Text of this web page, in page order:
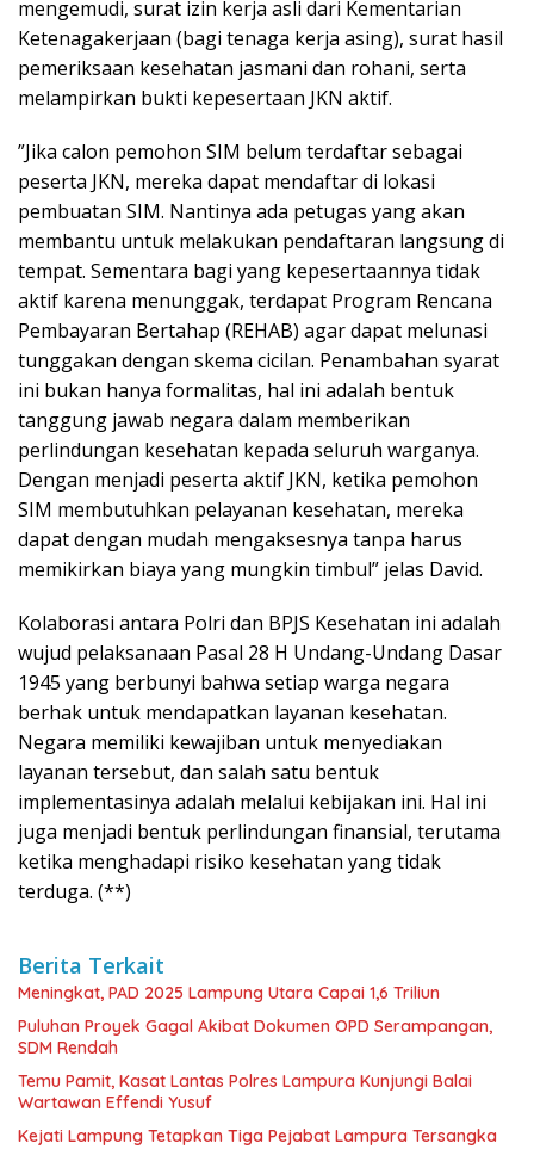
mengemudi, surat izin kerja asli dari Kementarian
Ketenagakerjaan (bagi tenaga kerja asing), surat hasil
pemeriksaan kesehatan jasmani dan rohani, serta
melampirkan bukti kepesertaan JKN aktif.
”Jika calon pemohon SIM belum terdaftar sebagai
peserta JKN, mereka dapat mendaftar di lokasi
pembuatan SIM. Nantinya ada petugas yang akan
membantu untuk melakukan pendaftaran langsung di
tempat. Sementara bagi yang kepesertaannya tidak
aktif karena menunggak, terdapat Program Rencana
Pembayaran Bertahap (REHAB) agar dapat melunasi
tunggakan dengan skema cicilan. Penambahan syarat
ini bukan hanya formalitas, hal ini adalah bentuk
tanggung jawab negara dalam memberikan
perlindungan kesehatan kepada seluruh warganya.
Dengan menjadi peserta aktif JKN, ketika pemohon
SIM membutuhkan pelayanan kesehatan, mereka
dapat dengan mudah mengaksesnya tanpa harus
memikirkan biaya yang mungkin timbul” jelas David.
Kolaborasi antara Polri dan BPJS Kesehatan ini adalah
wujud pelaksanaan Pasal 28 H Undang-Undang Dasar
1945 yang berbunyi bahwa setiap warga negara
berhak untuk mendapatkan layanan kesehatan.
Negara memiliki kewajiban untuk menyediakan
layanan tersebut, dan salah satu bentuk
implementasinya adalah melalui kebijakan ini. Hal ini
juga menjadi bentuk perlindungan finansial, terutama
ketika menghadapi risiko kesehatan yang tidak
terduga. (**)
Berita Terkait
Meningkat, PAD 2025 Lampung Utara Capai 1,6 Triliun
Puluhan Proyek Gagal Akibat Dokumen OPD Serampangan,
SDM Rendah
Temu Pamit, Kasat Lantas Polres Lampura Kunjungi Balai
Wartawan Effendi Yusuf
Kejati Lampung Tetapkan Tiga Pejabat Lampura Tersangka